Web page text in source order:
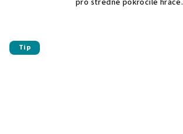
pro středně pokročilé hráče.
Tip